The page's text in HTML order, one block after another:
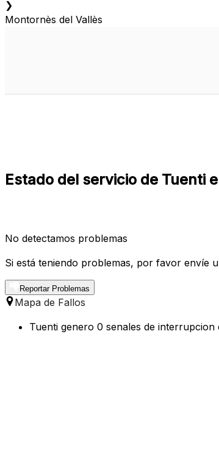
❯
Montornès del Vallès
Estado del servicio de Tuenti
No detectamos problemas
Si está teniendo problemas, por favor envíe
Reportar Problemas
Mapa de Fallos
Tuenti genero 0 senales de